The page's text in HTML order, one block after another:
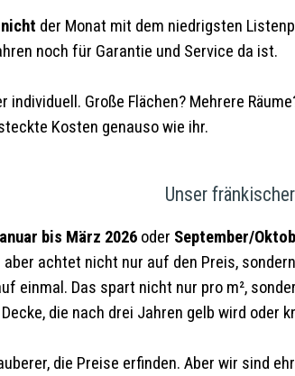
nicht der Monat mit dem niedrigsten
noch für Garantie und Service da ist.
individuell. Große Flächen? Mehrere
Kosten genauso wie ihr.
Unser
bis März 2026oder September/
achtet nicht nur auf den Preis,
einmal. Das spart nicht nur pro m²,
die nach drei Jahren gelb wird oder
die Preise erfinden. Aber wir sind